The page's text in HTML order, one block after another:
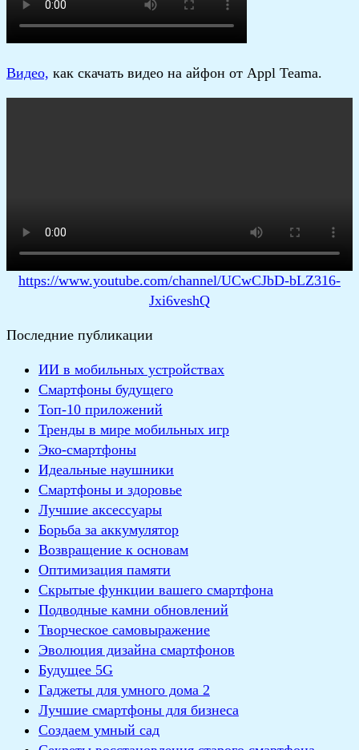
Видео, как скачать видео на айфон от Appl Teama.
https://www.youtube.com/channel/UCwCJbD-bLZ316-
Jxi6veshQ
Последние публикации
ИИ в мобильных устройствах
Смартфоны будущего
Топ-10 приложений
Тренды в мире мобильных игр
Эко-смартфоны
Идеальные наушники
Смартфоны и здоровье
Лучшие аксессуары
Борьба за аккумулятор
Возвращение к основам
Оптимизация памяти
Скрытые функции вашего смартфона
Подводные камни обновлений
Творческое самовыражение
Эволюция дизайна смартфонов
Будущее 5G
Гаджеты для умного дома 2
Лучшие смартфоны для бизнеса
Создаем умный сад